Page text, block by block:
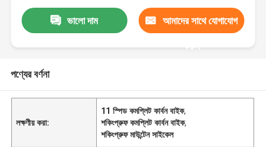
ভালো দাম আমাদের সাথে যোগাযোগ
করুন
পণ্যের বর্ণনা
লক্ষণীয় করা:
11 স্পিড কমপ্লিট কার্বন বাইক,
শকিংপ্রুফ কমপ্লিট কার্বন বাইক,
শকিংপ্রুফ মাউন্টেন সাইকেল